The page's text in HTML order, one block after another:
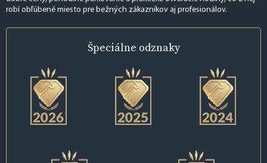
robí obľúbené miesto pre bežných zákazníkov aj profesionálov.
Špeciálne odznaky